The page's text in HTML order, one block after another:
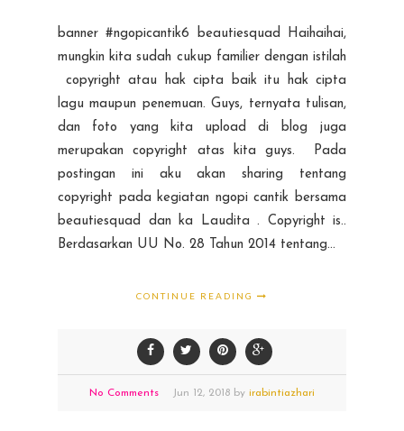
banner #ngopicantik6 beautiesquad Haihaihai,
mungkin kita sudah cukup familier dengan istilah
copyright atau hak cipta baik itu hak cipta
lagu maupun penemuan. Guys, ternyata tulisan,
dan foto yang kita upload di blog juga
merupakan copyright atas kita guys. Pada
postingan ini aku akan sharing tentang
copyright pada kegiatan ngopi cantik bersama
beautiesquad dan ka Laudita . Copyright is..
Berdasarkan UU No. 28 Tahun 2014 tentang...
CONTINUE READING
No Comments Jun 12, 2018 by irabintiazhari